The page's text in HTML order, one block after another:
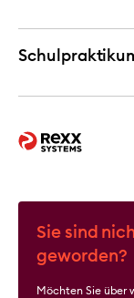
Sie sind
geworden?
Möchten Sie über